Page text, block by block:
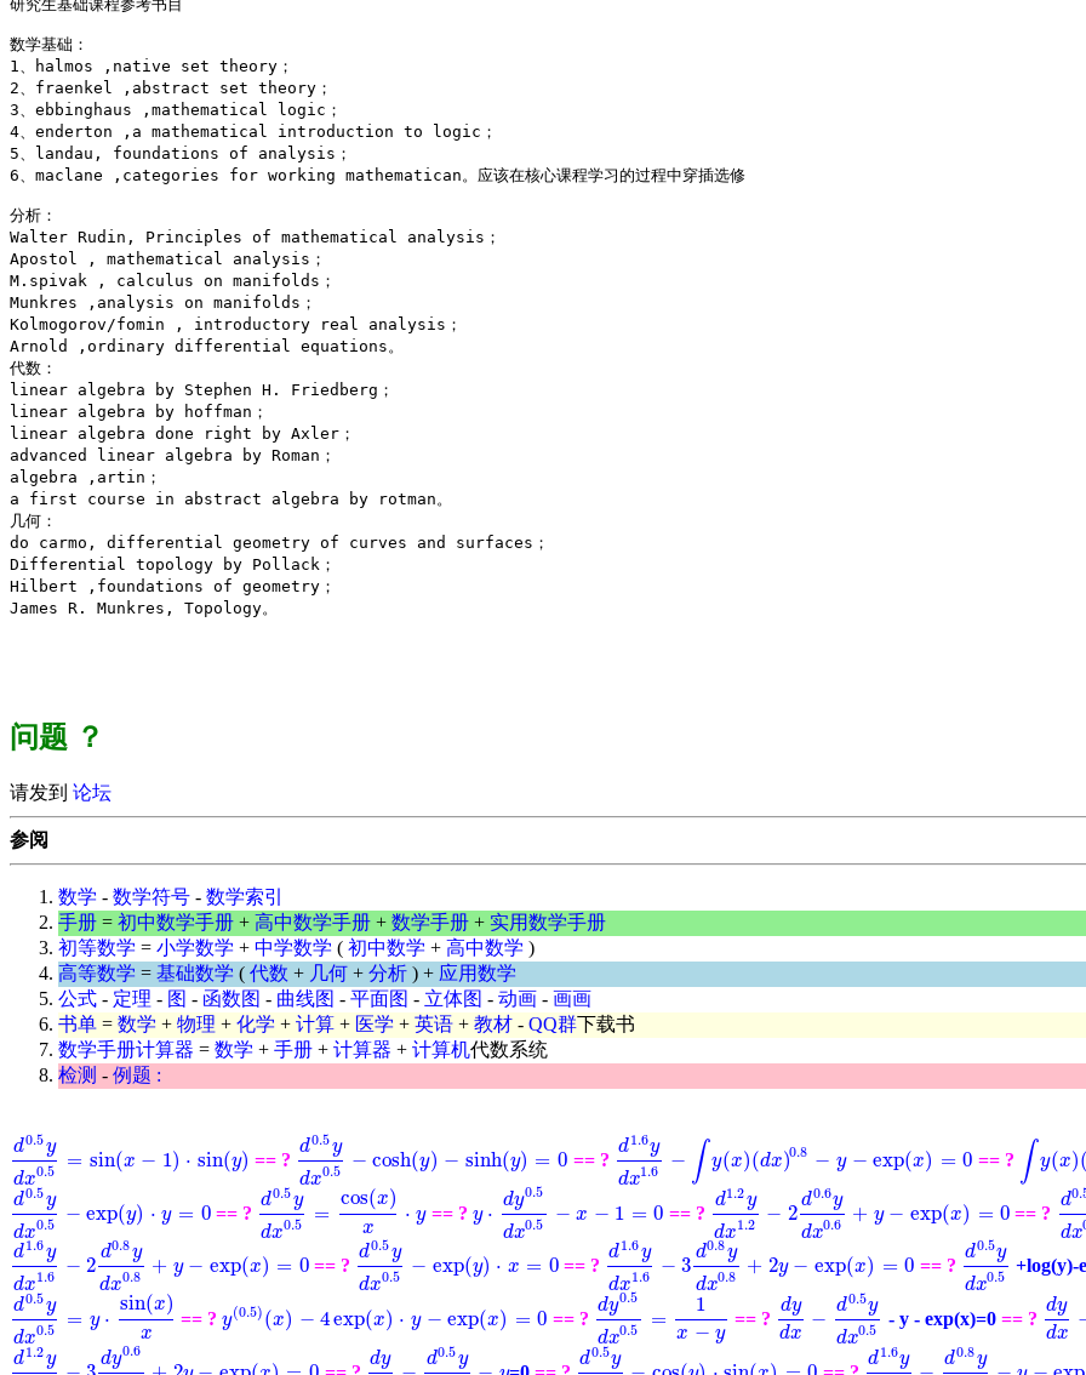
研究生基础课程参考书目
数学基础：
1、halmos ,native set theory；
2、fraenkel ,abstract set theory；
3、ebbinghaus ,mathematical logic；
4、enderton ,a mathematical introduction to logic；
5、landau, foundations of analysis；
6、maclane ,categories for working mathematican。应该在核心课程学习的过程中穿插选修
分析：
Walter Rudin, Principles of mathematical analysis；
Apostol , mathematical analysis；
M.spivak , calculus on manifolds；
Munkres ,analysis on manifolds；
Kolmogorov/fomin , introductory real analysis；
Arnold ,ordinary differential equations。
代数：
linear algebra by Stephen H. Friedberg；
linear algebra by hoffman；
linear algebra done right by Axler；
advanced linear algebra by Roman；
algebra ,artin；
a first course in abstract algebra by rotman。
几何：
do carmo, differential geometry of curves and surfaces；
Differential topology by Pollack；
Hilbert ,foundations of geometry；
James R. Munkres, Topology。
问题 ？
请发到 论坛
参阅
数学 - 数学符号 - 数学索引
手册 = 初中数学手册 + 高中数学手册 + 数学手册 + 实用数学手册
初等数学 = 小学数学 + 中学数学 ( 初中数学 + 高中数学 )
高等数学 = 基础数学 ( 代数 + 几何 + 分析 ) + 应用数学
公式 - 定理 - 图 - 函数图 - 曲线图 - 平面图 - 立体图 - 动画 - 画画
书单 = 数学 + 物理 + 化学 + 计算 + 医学 + 英语 + 教材 - QQ群下载书
数学手册计算器 = 数学 + 手册 + 计算器 + 计算机代数系统
检测 - 例题 :
d0.5y
dx0.5 = sin(x − 1) ⋅ sin(y)
d0.5yd x0.5=sin( x-1 )⋅sin (y) == ?
d0.5y
dx0.5 − cosh(y) − sinh(y) = 0
d0.5yd x0.5-cosh(y )-sinh(y)=0 == ?
d1.6y
dx1.6 − ∫ y(x)(dx)0.8 − y − exp(x) = 0
d1.6yd x1.6- ∫y(x)(dx)0.8-y -exp (x) =0 == ? ∫ y(x)(
y x)(dx)
d0.5y
dx0.5 − exp(y) ⋅ y = 0
d0.5yd x0.5-exp(y )⋅ y= 0 == ?
d0.5y
dx0.5 =
cos(x)
x
⋅ y
d0.5yd x0.5=cos(x x ⋅y== ? y ⋅
dy0.5
dx0.5 − x − 1 = 0
y⋅ d y0.5dx 0.5 -x -1=0 == ?
d1.2y
dx1.2 − 2
d0.6y
dx0.6 + y − exp(x) = 0
d1.2yd x1.2-2d0.6 yd x0.6+y-exp(x =0 == ?
d
dx
d
d1.6y
dx1.6 − 2
d0.8y
dx0.8 + y − exp(x) = 0
d1.6yd x1.6-2d0.8 yd x0.8+y-exp(x =0 == ?
d0.5y
dx0.5 − exp(y) ⋅ x = 0
d0.5yd x0.5-exp(y )⋅ x= 0 == ?
d1.6y
dx1.6 − 3
d0.8y
dx0.8 + 2y − exp(x) = 0
d1.6yd x1.6-3d0.8 yd x0.8+2y-exp(x =0 == ?
d0.5y
dx0.5
d0.5yd x0.5
+log(y)-
d0.5y
dx0.5 = y ⋅
sin(x)
x
d0.5yd x0.5=y ⋅sin(x)x == ? y(0.5) (x) − 4exp(x) ⋅ y − exp(x) = 0
y(0.5)(x)- 4exp(x)⋅y-exp x) =0 == ?
dy0.5
dx0.5 =
1
x − y
dy0.5d x0.5=1x-y == ?
dy
dx
−
d0.5y
dx0.5
dyd x-d 0.5ydx 0.5
- y - exp(x)=0== ?
dy
dx
dyd x-
d1.2y dy0.6
dy d0.5y d0.5y d1.6y d0.8y